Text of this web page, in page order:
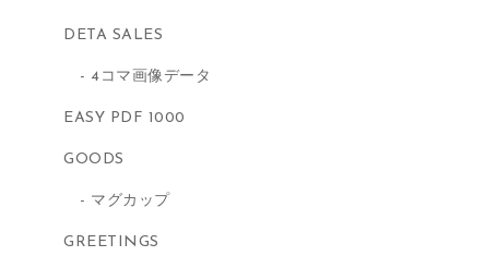
DETA SALES
4コマ画像データ
EASY PDF 1000
GOODS
マグカップ
GREETINGS